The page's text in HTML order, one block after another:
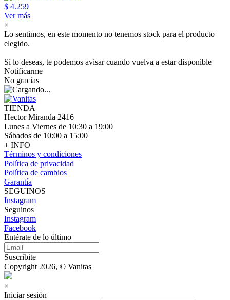
$ 4.259
Ver más
×
Lo sentimos, en este momento no tenemos stock para el producto
elegido.
Si lo deseas, te podemos avisar cuando vuelva a estar disponible
Notificarme
No gracias
TIENDA
Hector Miranda 2416
Lunes a Viernes de 10:30 a 19:00
Sábados de 10:00 a 15:00
+ INFO
Términos y condiciones
Política de privacidad
Política de cambios
Garantía
SEGUINOS
Instagram
Seguinos
Instagram
Facebook
Entérate de lo último
Suscribite
Copyright 2026, © Vanitas
×
Iniciar sesión